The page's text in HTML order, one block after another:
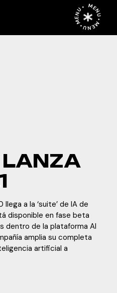
MENU • MENU • MENU •
LANZA
a la ‘suite’ de IA de
disponible en fase beta
dentro de la plataforma AI
amplia su completa
artificial a